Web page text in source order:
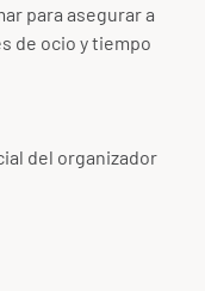
para asegurar a
de ocio y tiempo
del organizador